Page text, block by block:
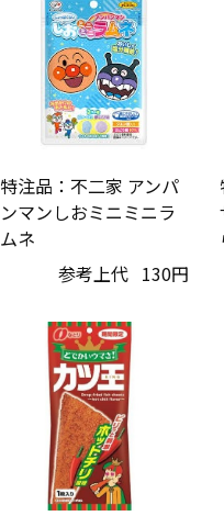
特注品：不二家 アンパ
ンマンしおミニミニラ
ムネ
参考上代 130円